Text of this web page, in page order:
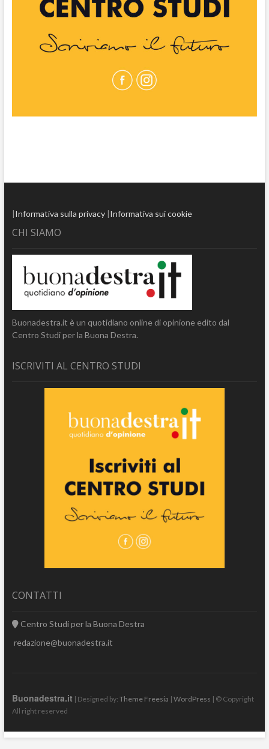
|Informativa sulla privacy|Informativa sui cookie
CHI SIAMO
Buonadestra.it è un quotidiano online di opinione edito dal
Centro Studi per la Buona Destra.
ISCRIVITI AL CENTRO STUDI
CONTATTI
Centro Studi per la Buona Destra
redazione@buonadestra.it
Buonadestra.it | Designed by: Theme Freesia | WordPress | © Copyright
All right reserved